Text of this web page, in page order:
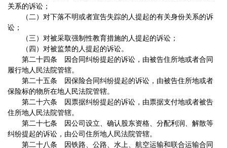
关系的诉讼；
（二）对下落不明或者宣告失踪的人提起的有关身份关系的诉
讼；
（三）对被采取强制性教育措施的人提起的诉讼；
（四）对被监禁的人提起的诉讼。
第二十四条 因合同纠纷提起的诉讼，由被告住所地或者合同
履行地人民法院管辖。
第二十五条 因保险合同纠纷提起的诉讼，由被告住所地或者
保险标的物所在地人民法院管辖。
第二十六条 因票据纠纷提起的诉讼，由票据支付地或者被告
住所地人民法院管辖。
第二十七条 因公司设立、确认股东资格、分配利润、解散等
纠纷提起的诉讼，由公司住所地人民法院管辖。
第二十八条 因铁路、公路、水上、航空运输和联合运输合同